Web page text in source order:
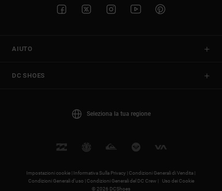
AIUTO
DC SHOES
Seleziona la tua regione
Impostazioni cookie | Informativa Sulla Privacy |Condizioni Generali di Vendita |
Condizioni Generali d’uso |Condizioni Generali del DC Crew |
Uso dei Cookie
© 2026 DCShoes